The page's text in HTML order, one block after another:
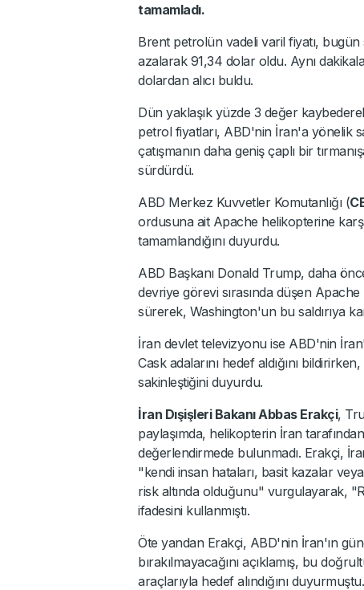
tamamladı.
Brent petrolün vadeli varil fiyatı, bugün
azalarak 91,34 dolar oldu. Aynı
dolardan alıcı buldu.
Dün yaklaşık yüzde 3 değer
petrol fiyatları, ABD'nin İran'a yönelik
çatışmanın daha geniş çaplı bir
sürdürdü.
ABD Merkez Kuvvetler Komutanlığı (
ordusuna ait Apache helikopterine
tamamlandığını duyurdu.
ABD Başkanı Donald Trump, daha
devriye görevi sırasında düşen
sürerek, Washington'un bu saldırıya
İran devlet televizyonu ise ABD'nin
Cask adalarını hedef aldığını
sakinleştiğini duyurdu.
İran Dışişleri Bakanı Abbas Erakçi,
paylaşımda, helikopterin İran
değerlendirmede bulunmadı. Erakçi,
"kendi insan hataları, basit kazalar
risk altında olduğunu" vurgulayarak,
ifadesini kullanmıştı.
Öte yandan Erakçi, ABD'nin İran'ın
bırakılmayacağını açıklamış, bu
araçlarıyla hedef alındığını